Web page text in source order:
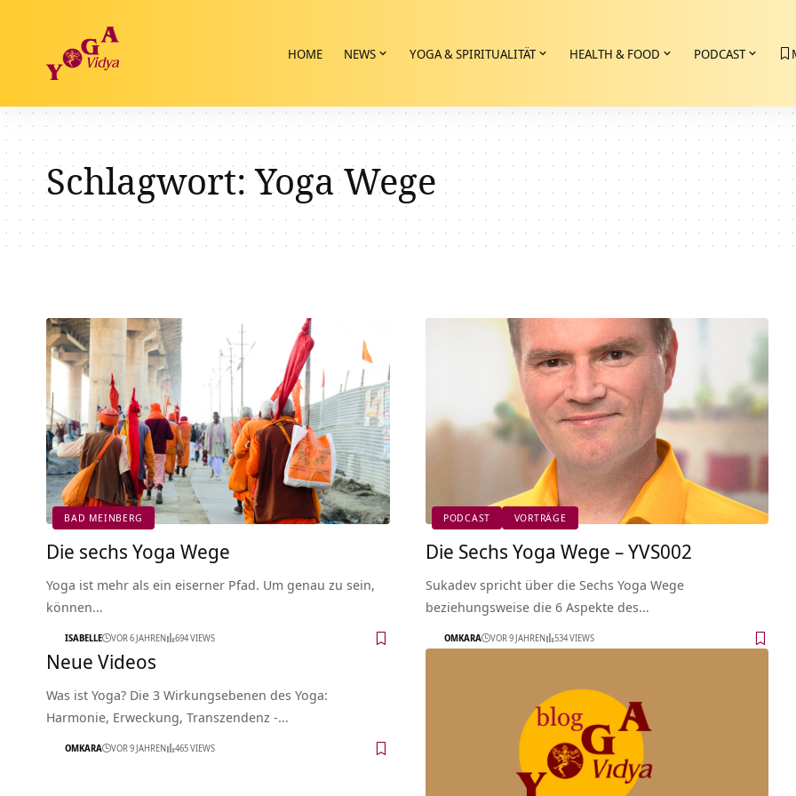
HOME NEWS YOGA & SPIRITUALITÄT HEALTH & FOOD PODCAST
Schlagwort:Yoga Wege
BAD MEINBERG
Die sechs Yoga Wege
Yoga ist mehr als ein eiserner Pfad. Um genau zu sein,
können…
ISABELLE VOR 6 JAHREN 694 VIEWS
PODCAST VORTRÄGE
Die Sechs Yoga Wege – YVS002
Sukadev spricht über die Sechs Yoga Wege
beziehungsweise die 6 Aspekte des…
OMKARA VOR 9 JAHREN 534 VIEWS
Neue Videos
Was ist Yoga? Die 3 Wirkungsebenen des Yoga:
Harmonie, Erweckung, Transzendenz -…
OMKARA VOR 9 JAHREN 465 VIEWS